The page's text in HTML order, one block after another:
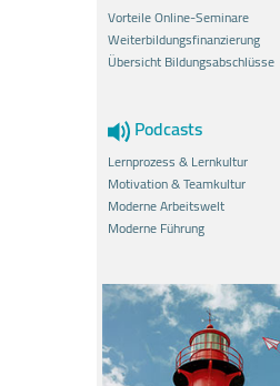
Vorteile Online-Seminare
Weiterbildungsfinanzierung
Übersicht Bildungsabschlüsse
Podcasts
Lernprozess & Lernkultur
Motivation & Teamkultur
Moderne Arbeitswelt
Moderne Führung